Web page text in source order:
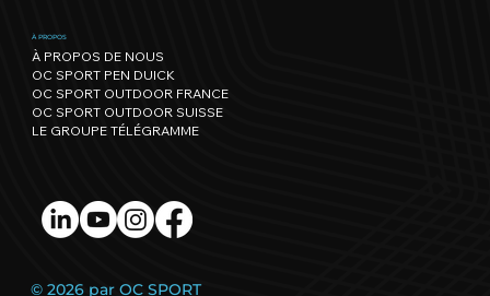
À PROPOS
À PROPOS DE NOUS
OC SPORT PEN DUICK
OC SPORT OUTDOOR FRANCE
OC SPORT OUTDOOR SUISSE
LE GROUPE TÉLÉGRAMME
© 2026 par OC SPORT